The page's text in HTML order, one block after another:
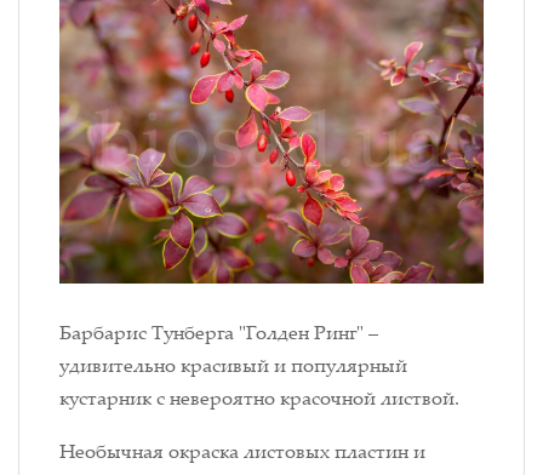
Барбарис Тунберга "Голден Ринг" –
удивительно красивый и популярный
кустарник с невероятно красочной листвой.
Необычная окраска листовых пластин и